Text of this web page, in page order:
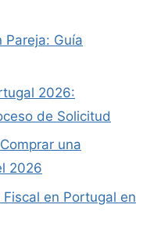
Pareja: Guía
2026:
de Solicitud
una
2026
en Portugal en